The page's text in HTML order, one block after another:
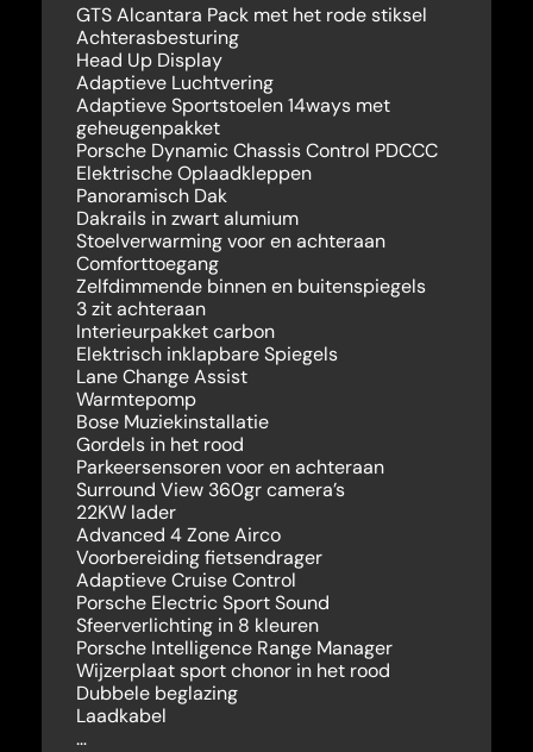
GTS Alcantara Pack met het rode stiksel
Achterasbesturing
Head Up Display
Adaptieve Luchtvering
Adaptieve Sportstoelen 14ways met
geheugenpakket
Porsche Dynamic Chassis Control PDCCC
Elektrische Oplaadkleppen
Panoramisch Dak
Dakrails in zwart alumium
Stoelverwarming voor en achteraan
Comforttoegang
Zelfdimmende binnen en buitenspiegels
3 zit achteraan
Interieurpakket carbon
Elektrisch inklapbare Spiegels
Lane Change Assist
Warmtepomp
Bose Muziekinstallatie
Gordels in het rood
Parkeersensoren voor en achteraan
Surround View 360gr camera’s
22KW lader
Advanced 4 Zone Airco
Voorbereiding fietsendrager
Adaptieve Cruise Control
Porsche Electric Sport Sound
Sfeerverlichting in 8 kleuren
Porsche Intelligence Range Manager
Wijzerplaat sport chonor in het rood
Dubbele beglazing
Laadkabel
…